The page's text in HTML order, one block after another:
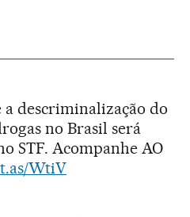
a descriminalização do
no Brasil será
STF. Acompanhe AO
WtiV